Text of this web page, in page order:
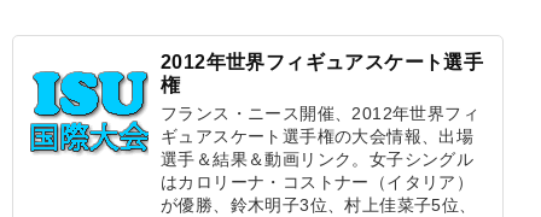
2012年世界フィギュアスケート選手
権
フランス・ニース開催、2012年世界フィ
ギュアスケート選手権の大会情報、出場
選手＆結果＆動画リンク。女子シングル
はカロリーナ・コストナー（イタリア）
が優勝、鈴木明子3位、村上佳菜子5位、